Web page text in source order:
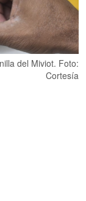
del Miviot. Foto:
Cortesía